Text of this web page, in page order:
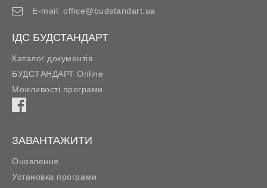
E-mail: office@budstandart.ua
ІДС БУДСТАНДАРТ
Каталог документів
БУДСТАНДАРТ Online
Можливості програми
ЗАВАНТАЖИТИ
Оновлення
Установка програми